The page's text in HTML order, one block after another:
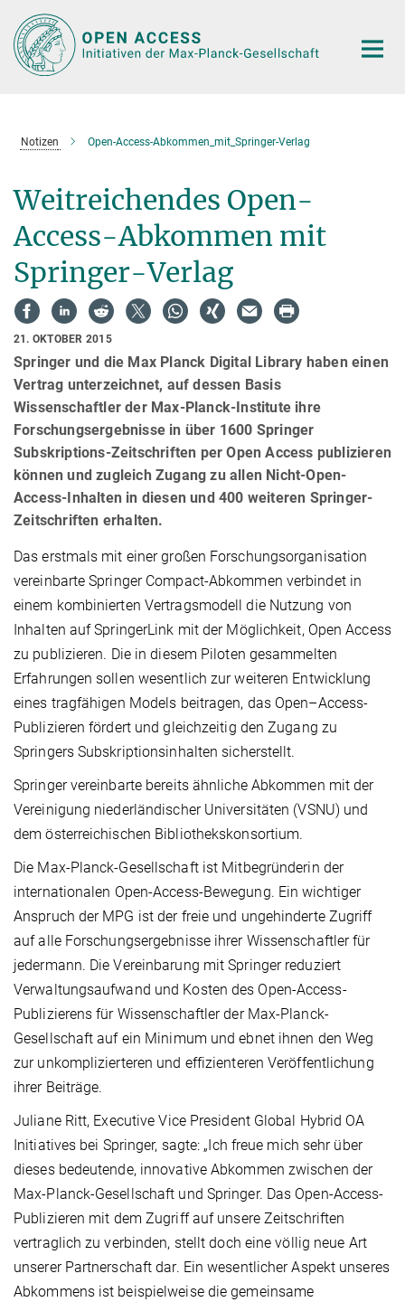
Hauptinhalt
Notizen Open-Access-Abkommen_mit_Springer-Verlag
Weitreichendes Open-
Access-Abkommen mit
Springer-Verlag
21. OKTOBER 2015
Springer und die Max Planck Digital Library haben einen
Vertrag unterzeichnet, auf dessen Basis
Wissenschaftler der Max-Planck-Institute ihre
Forschungsergebnisse in über 1600 Springer
Subskriptions-Zeitschriften per Open Access publizieren
können und zugleich Zugang zu allen Nicht-Open-
Access-Inhalten in diesen und 400 weiteren Springer-
Zeitschriften erhalten.
Das erstmals mit einer großen Forschungsorganisation
vereinbarte Springer Compact-Abkommen verbindet in
einem kombinierten Vertragsmodell die Nutzung von
Inhalten auf SpringerLink mit der Möglichkeit, Open Access
zu publizieren. Die in diesem Piloten gesammelten
Erfahrungen sollen wesentlich zur weiteren Entwicklung
eines tragfähigen Models beitragen, das Open–Access-
Publizieren fördert und gleichzeitig den Zugang zu
Springers Subskriptionsinhalten sicherstellt.
Springer vereinbarte bereits ähnliche Abkommen mit der
Vereinigung niederländischer Universitäten (VSNU) und
dem österreichischen Bibliothekskonsortium.
Die Max-Planck-Gesellschaft ist Mitbegründerin der
internationalen Open-Access-Bewegung. Ein wichtiger
Anspruch der MPG ist der freie und ungehinderte Zugriff
auf alle Forschungsergebnisse ihrer Wissenschaftler für
jedermann. Die Vereinbarung mit Springer reduziert
Verwaltungsaufwand und Kosten des Open-Access-
Publizierens für Wissenschaftler der Max-Planck-
Gesellschaft auf ein Minimum und ebnet ihnen den Weg
zur unkomplizierteren und effizienteren Veröffentlichung
ihrer Beiträge.
Juliane Ritt, Executive Vice President Global Hybrid OA
Initiatives bei Springer, sagte: „Ich freue mich sehr über
dieses bedeutende, innovative Abkommen zwischen der
Max-Planck-Gesellschaft und Springer. Das Open-Access-
Publizieren mit dem Zugriff auf unsere Zeitschriften
vertraglich zu verbinden, stellt doch eine völlig neue Art
unserer Partnerschaft dar. Ein wesentlicher Aspekt unseres
Abkommens ist beispielweise die gemeinsame